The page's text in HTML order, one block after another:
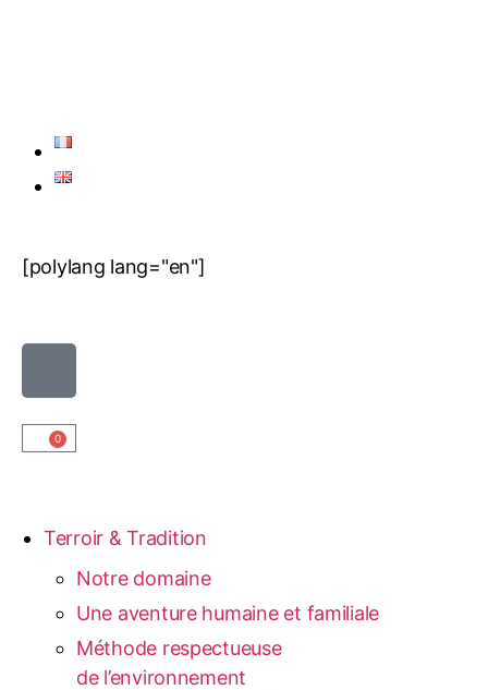
[polylang lang="en"]
0
Terroir & Tradition
Notre domaine
Une aventure humaine et familiale
Méthode respectueuse
de l’environnement